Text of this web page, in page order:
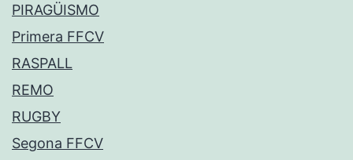
PIRAGÜISMO
Primera FFCV
RASPALL
REMO
RUGBY
Segona FFCV